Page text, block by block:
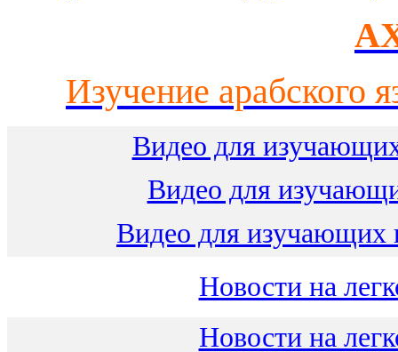
Изучение арабского
Видео для
Видео для
Видео для изучающих
Новости на
Новости на